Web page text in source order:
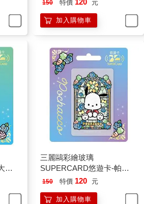
150 特價 120 元
加入購物車
耳
三麗鷗彩繪玻璃
SUPERCARD悠遊卡-帕恰
狗【受託代銷】
150 特價 120 元
加入購物車